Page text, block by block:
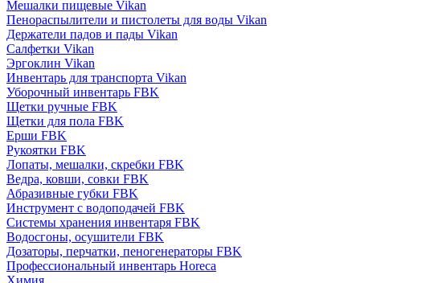
Мешалки пищевые Vikan
Пенораспылители и пистолеты для воды Vikan
Держатели падов и пады Vikan
Салфетки Vikan
Эргоклин Vikan
Инвентарь для транспорта Vikan
Уборочный инвентарь FBK
Щетки ручные FBK
Щетки для пола FBK
Ерши FBK
Рукоятки FBK
Лопаты, мешалки, скребки FBK
Ведра, ковши, совки FBK
Абразивные губки FBK
Инструмент с водоподачей FBK
Системы хранения инвентаря FBK
Водосгоны, осушители FBK
Дозаторы, перчатки, пеногенераторы FBK
Профессиональный инвентарь Horeca
Химия